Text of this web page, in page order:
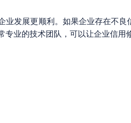
业发展更顺利。如果企业存在不
业的技术团队，可以让企业信用